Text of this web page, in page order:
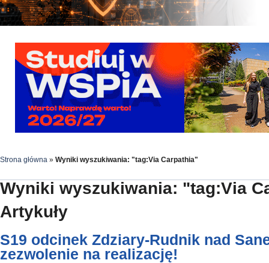
Strona główna » Wyniki wyszukiwania: "tag:Via Carpathia"
Wyniki wyszukiwania: "tag:Via
Artykuły
S19 odcinek Zdziary-Rudnik nad
zezwolenie na realizację!